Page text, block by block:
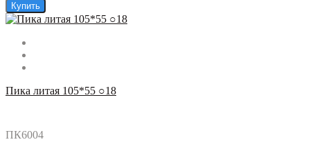
Купить
Пика литая 105*55 ○18
ПК6004